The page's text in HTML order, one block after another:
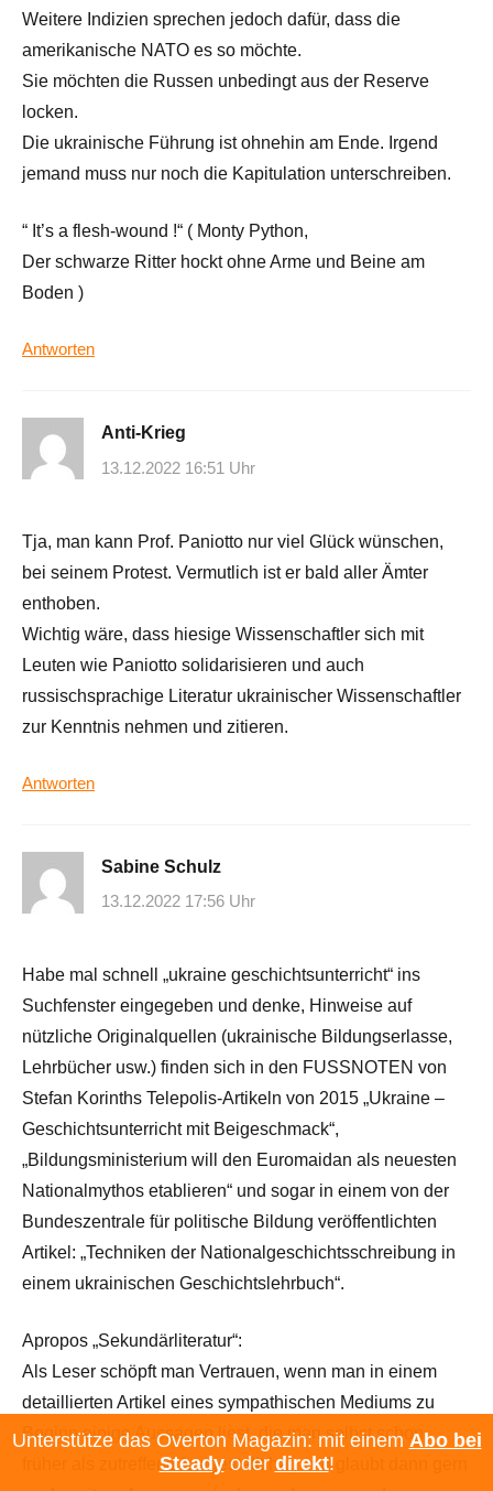
Weitere Indizien sprechen jedoch dafür, dass die
amerikanische NATO es so möchte.
Sie möchten die Russen unbedingt aus der Reserve
locken.
Die ukrainische Führung ist ohnehin am Ende. Irgend
jemand muss nur noch die Kapitulation unterschreiben.
“ It’s a flesh-wound !“ ( Monty Python,
Der schwarze Ritter hockt ohne Arme und Beine am
Boden )
Antworten
Anti-Krieg
13.12.2022 16:51 Uhr
Tja, man kann Prof. Paniotto nur viel Glück wünschen,
bei seinem Protest. Vermutlich ist er bald aller Ämter
enthoben.
Wichtig wäre, dass hiesige Wissenschaftler sich mit
Leuten wie Paniotto solidarisieren und auch
russischsprachige Literatur ukrainischer Wissenschaftler
zur Kenntnis nehmen und zitieren.
Antworten
Sabine Schulz
13.12.2022 17:56 Uhr
Habe mal schnell „ukraine geschichtsunterricht“ ins
Suchfenster eingegeben und denke, Hinweise auf
nützliche Originalquellen (ukrainische Bildungserlasse,
Lehrbücher usw.) finden sich in den FUSSNOTEN von
Stefan Korinths Telepolis-Artikeln von 2015 „Ukraine –
Geschichtsunterricht mit Beigeschmack“,
„Bildungsministerium will den Euromaidan als neuesten
Nationalmythos etablieren“ und sogar in einem von der
Bundeszentrale für politische Bildung veröffentlichten
Artikel: „Techniken der Nationalgeschichtsschreibung in
einem ukrainischen Geschichtslehrbuch“.
Apropos „Sekundärliteratur“:
Als Leser schöpft man Vertrauen, wenn man in einem
detaillierten Artikel eines sympathischen Mediums zu
Beginn einige Aussagen liest, die man selbst schon
früher als zutreffend festgestellt hat, und glaubt dann gern
Unterstütze das Overton Magazin: mit einem Abo bei
Steadyoder direkt!